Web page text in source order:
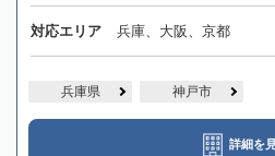
対応エリア 兵庫、大阪、京都
兵庫県 神戸市
詳細を